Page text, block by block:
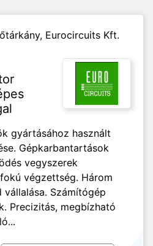
Eurocircuits Kft.
gyártásához használt
Gépkarbantartások
vegyszerek
végzettség. Három
vállalása. Számítógép
Precizitás, megbízható